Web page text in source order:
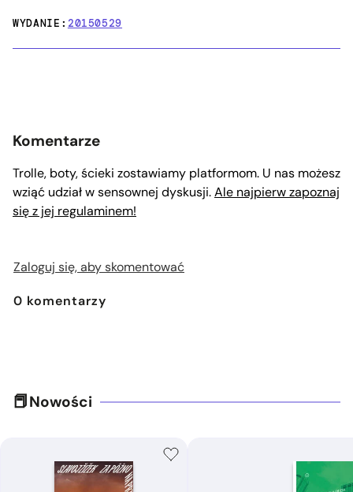
WYDANIE:20150529
Komentarze
Trolle, boty, ścieki zostawiamy platformom. U nas możesz
wziąć udział w sensownej dyskusji.Ale najpierw zapoznaj
się z jej regulaminem!
Zaloguj się, aby skomentować
0 komentarzy
Nowości